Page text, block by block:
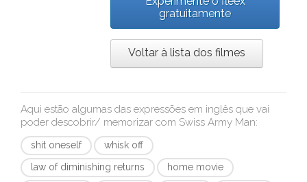
gratuitamente
Voltar à lista dos filmes
Aqui estão algumas das expressões em inglês que vai
poder descobrir/ memorizar com Swiss Army Man:
shit oneself
whisk off
law of diminishing returns
home movie